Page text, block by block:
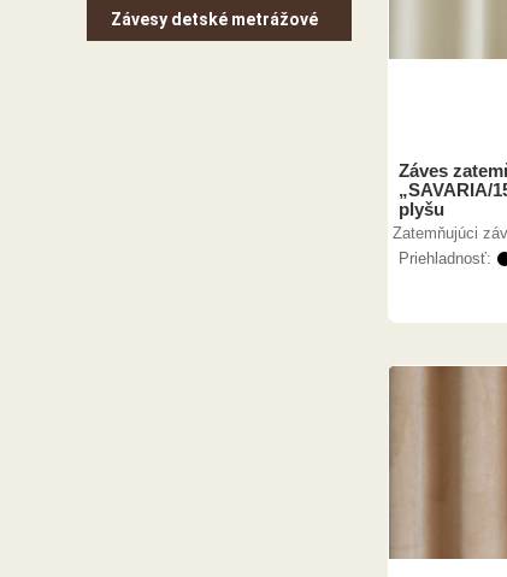
Závesy detské metrážové
Záves
„SAVARIA/
plyšu
Zatemňujúci
Priehladnosť: